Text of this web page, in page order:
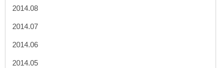
2014.08
2014.07
2014.06
2014.05